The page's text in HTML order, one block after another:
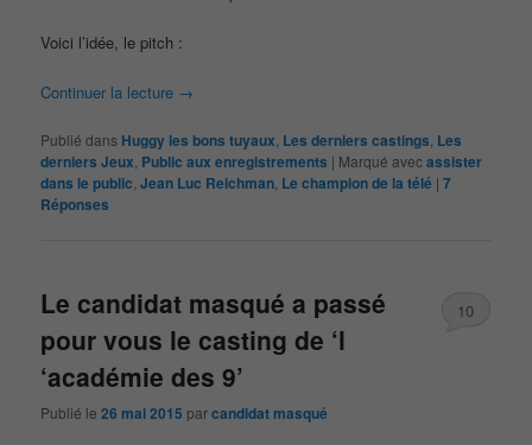
Voici l’idée, le pitch :
Continuer la lecture →
Publié dans Huggy les bons tuyaux Les derniers castings Les
derniers Jeux Public aux enregistrements | Marqué avecassister
dans le public ,Jean Luc Reichman Le champion de la télé |7
Réponses
Le candidat masqué a passé
pour vous le casting de ‘l
‘académie des 9’
Publié le26 mai 2015 parcandidat masqué
10